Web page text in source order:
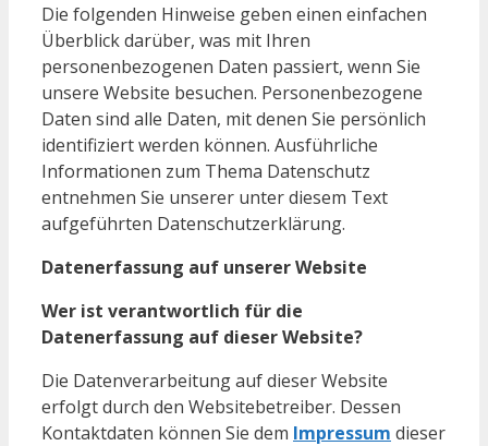
Die folgenden Hinweise geben einen einfachen
Überblick darüber, was mit Ihren
personenbezogenen Daten passiert, wenn Sie
unsere Website besuchen. Personenbezogene
Daten sind alle Daten, mit denen Sie persönlich
identifiziert werden können. Ausführliche
Informationen zum Thema Datenschutz
entnehmen Sie unserer unter diesem Text
aufgeführten Datenschutzerklärung.
Datenerfassung auf unserer Website
Wer ist verantwortlich für die
Datenerfassung auf dieser Website?
Die Datenverarbeitung auf dieser Website
erfolgt durch den Websitebetreiber. Dessen
Kontaktdaten können Sie dem Impressum dieser